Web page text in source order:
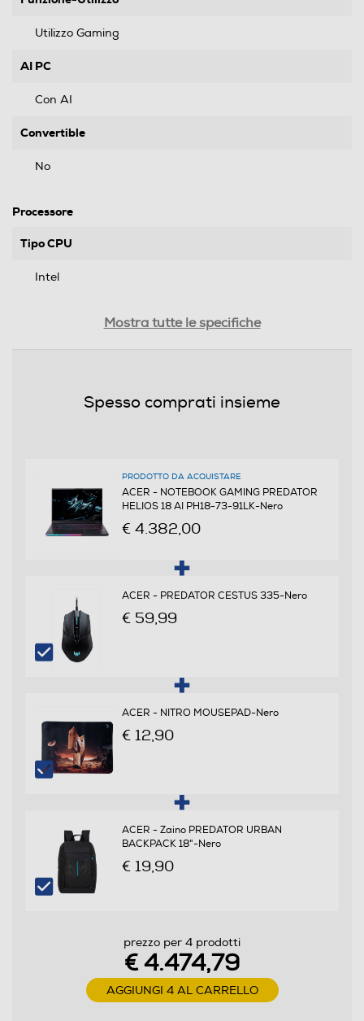
Utilizzo Gaming
AI PC
Con AI
Convertible
No
Processore
Tipo CPU
Intel
Intel® Core Ultra 9
Nome Processore
NPU (Tops)
Velocità del processore in GHz
2,7
Velocità clock Turbo (Ghz)
Cache di secondo livello-MB
36
Tipo Chipset
Mostra tutte le specifiche
Spesso comprati insieme
PRODOTTO DA ACQUISTARE
ACER - NOTEBOOK GAMING PREDATOR
HELIOS 18 AI PH18-73-91LK-Nero
€ 4.382,00
ACER - PREDATOR CESTUS 335-Nero
€ 59,99
ACER - NITRO MOUSEPAD-Nero
BACKPACK 18"-Nero
AGGIUNGI 4 AL CARRELLO